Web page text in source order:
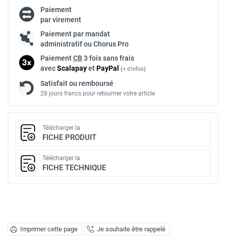
Imprimer cette page Je souhaite être rappelé
Paiement
par virement
Paiement par mandat
administratif ou Chorus Pro
PaiementCB 3 fois sans frais
avecScalapayetPayPal (+ d'infos)
Satisfait ou remboursé
28 jours francs pour retourner votre article
Télécharger la
FICHE PRODUIT
Télécharger la
FICHE TECHNIQUE